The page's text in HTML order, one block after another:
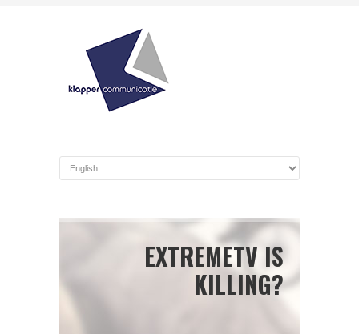
EXTREMETV IS
KILLING?